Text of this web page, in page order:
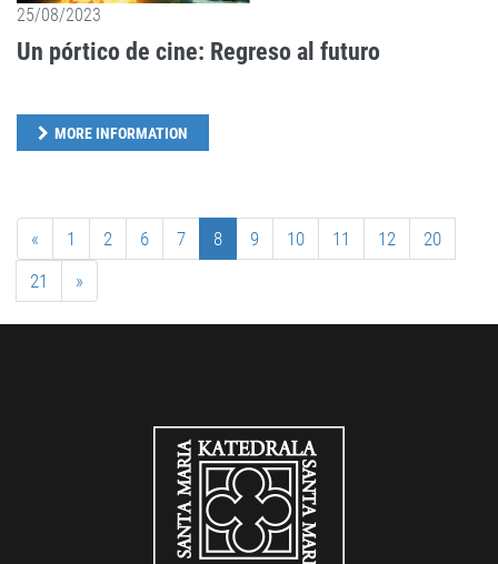
25/08/2023
Un pórtico de cine: Regreso al futuro
MORE INFORMATION
« 1 2 6 7 8 9 10 11 12
20
21
»